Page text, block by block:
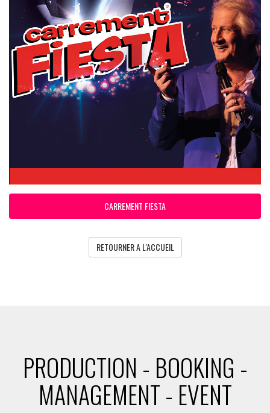
CARREMENT FIESTA
RETOURNER A L'ACCUEIL
PRODUCTION - BOOKING -
MANAGEMENT - EVENT